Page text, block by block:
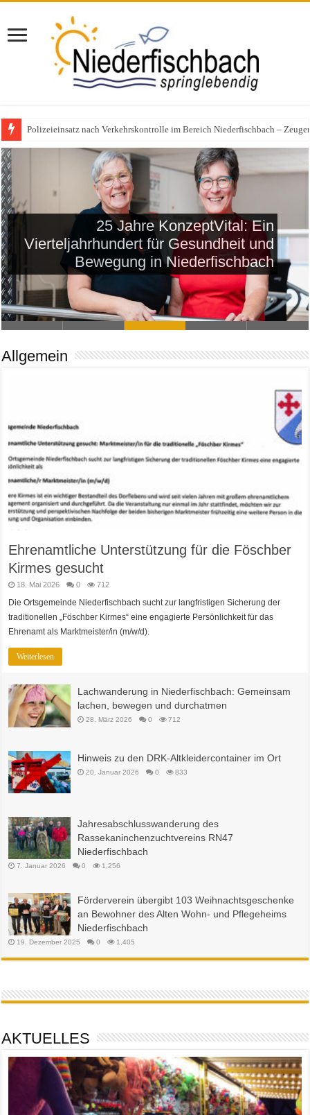
Polizeieinsatz nach Verkehrskontrolle im Bereich Niederfischbach –
SV Adler 09 Niederfischbach
gewinnt den Fußball-Kreispokal
2026
Allgemein
Ehrenamtliche Unterstützung für die Föschber
Kirmes gesucht
18. Mai 2026 0 712
Die Ortsgemeinde Niederfischbach sucht zur langfristigen Sicherung der
traditionellen „Föschber Kirmes“ eine engagierte Persönlichkeit für das
Ehrenamt als Marktmeister/in (m/w/d).
Weiterlesen
Lachwanderung in Niederfischbach: Gemeinsam
lachen, bewegen und durchatmen
28. März 2026 0 712
Hinweis zu den DRK-Altkleidercontainer im Ort
20. Januar 2026 0 833
Jahresabschlusswanderung des
Rassekaninchenzuchtvereins RN47
Niederfischbach
7. Januar 2026 0 1,256
Förderverein übergibt 103 Weihnachtsgeschenke
an Bewohner des Alten Wohn- und Pflegeheims
Niederfischbach
19. Dezember 2025 0 1,405
AKTUELLES